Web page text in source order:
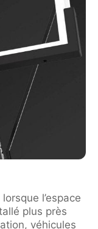
l’espace
plus près
véhicules